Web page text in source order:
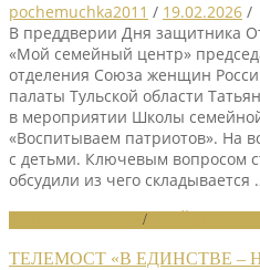
pochemuchka2011 / 19.02.2026 /
В преддверии Дня защитника
«Мой семейный центр»
отделения Союза женщин
палаты Тульской области
в мероприятии Школы
«Воспитываем патриотов». На
с детьми. Ключевым вопросом
обсудили из чего складывается
/
ТЕЛЕМОСТ «В ЕДИНСТВЕ –